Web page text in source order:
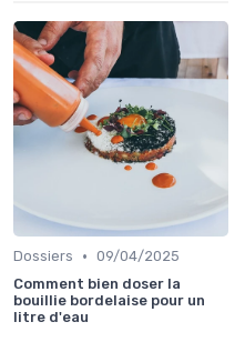
Dossiers • 09/04/2025
Comment bien doser la
bouillie bordelaise pour un
litre d'eau